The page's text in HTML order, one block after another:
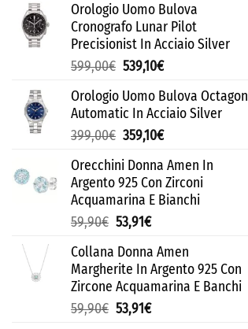
Orologio Uomo Bulova
Cronografo Lunar Pilot
Precisionist In Acciaio Silver
599,00€ 539,10€
Orologio Uomo Bulova Octagon
Automatic In Acciaio Silver
399,00€ 359,10€
Orecchini Donna Amen In
Argento 925 Con Zirconi
Acquamarina E Bianchi
59,90€ 53,91€
Collana Donna Amen
Margherite In Argento 925 Con
Zircone Acquamarina E Banchi
59,90€ 53,91€